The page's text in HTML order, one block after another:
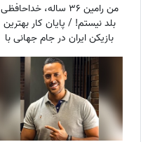
من رامین 36 ساله، خداحافظی
بلد نیستم! / پایان کار بهترین
بازیکن ایران در جام جهانی با
استقلال تهران